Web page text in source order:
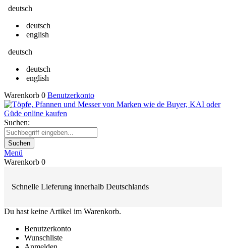
deutsch
deutsch
english
deutsch
deutsch
english
Warenkorb 0 Benutzerkonto
Suchen:
Suchen
Menü
Warenkorb 0
Schnelle Lieferung innerhalb Deutschlands
Du hast keine Artikel im Warenkorb.
Benutzerkonto
Wunschliste